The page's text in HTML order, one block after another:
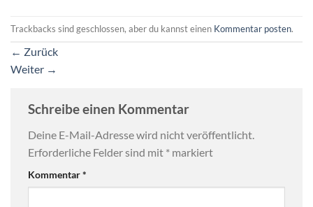
Trackbacks sind geschlossen, aber du kannst einen Kommentar posten.
← Zurück
Weiter →
Schreibe einen Kommentar
Deine E-Mail-Adresse wird nicht veröffentlicht.
Erforderliche Felder sind mit * markiert
Kommentar*